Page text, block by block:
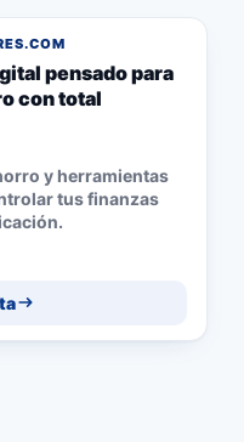
pensado para
con total
y herramientas
tus finanzas